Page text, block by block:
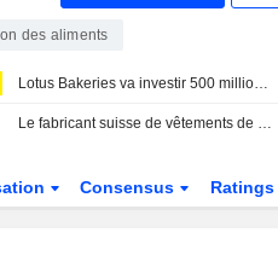
des aliments
Lotus Bakeries va investir 500 millions d'euros pour l'expansion de Biscoff face à la croissance de la demande
Le fabricant suisse de vêtements de montagne Mammut cédé à l'investisseur chinois CPE
Consensus Ratings